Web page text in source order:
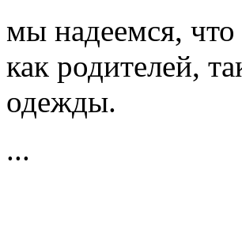
мы надеемся,
как родителей,
одежды.
...